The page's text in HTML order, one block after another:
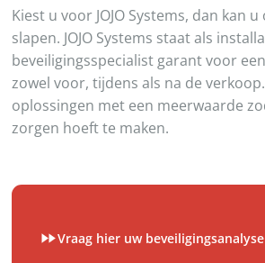
Kiest u voor JOJO Systems, dan kan
slapen. JOJO Systems staat als
beveiligingsspecialist garant voor
zowel voor, tijdens als na de
oplossingen met een meerwaarde
zorgen hoeft te maken.
Vraag hier uw beveiligingsanalyse